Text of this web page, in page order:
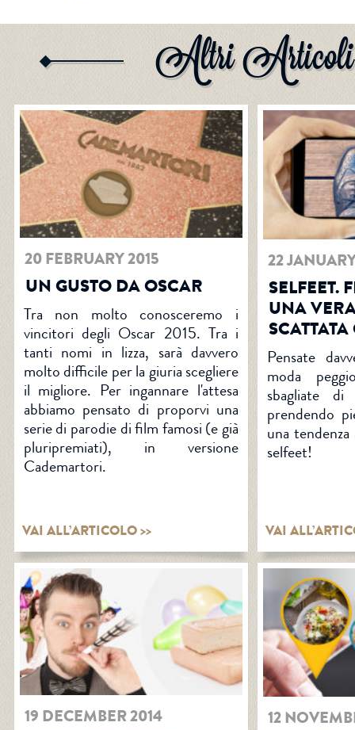
Altri Articoli
20 FEBRUARY 2015
UN GUSTO DA OSCAR
Tra non molto conosceremo i
vincitori degli Oscar 2015. Tra i
tanti nomi in lizza, sarà davvero
molto difficile per la giuria scegliere
il migliore. Per ingannare l'attesa
abbiamo pensato di proporvi una
serie di parodie di film famosi (e già
pluripremiati), in versione
Cademartori.
VAI ALL’ARTICOLO >>
22
SELFEET.
UNA
Pensate
moda
sbagliate
prendendo
una
selfeet!
VAI
19 DECEMBER 2014 12